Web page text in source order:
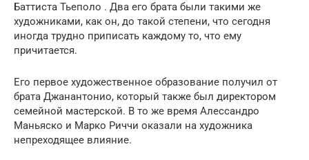
Баттиста Тьеполо . Два его брата были такими же
художниками, как он, до такой степени, что сегодня
иногда трудно приписать каждому то, что ему
причитается.
Его первое художественное образование получил от
брата Джанантонио, который также был директором
семейной мастерской. В то же время Алессандро
Маньяско и Марко Риччи оказали на художника
непреходящее влияние.